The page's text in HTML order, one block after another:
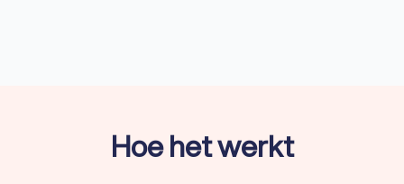
buitenschilder hoger door het gebruik van steigers,
Hoe het werkt